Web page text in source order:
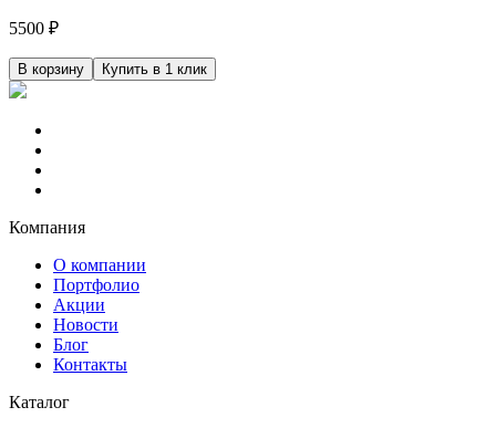
5500 ₽
В корзину Купить в 1 клик
Компания
О компании
Портфолио
Акции
Новости
Блог
Контакты
Каталог